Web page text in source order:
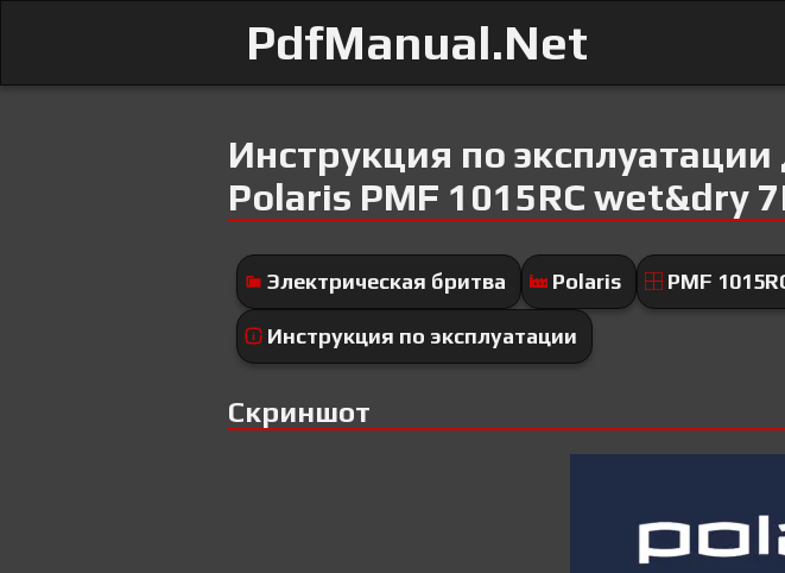
PdfManual.Net
Инструкция по
Polaris PMF 1015RC wet&dry
Электрическая бритва
Polaris PMF
Инструкция по эксплуатации
Скриншот